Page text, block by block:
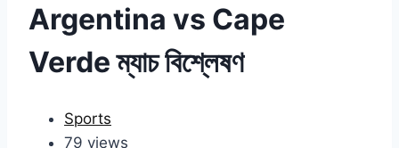
Argentina vs Cape
Verde ম্যাচ বিশ্লেষণ
Sports
79 views